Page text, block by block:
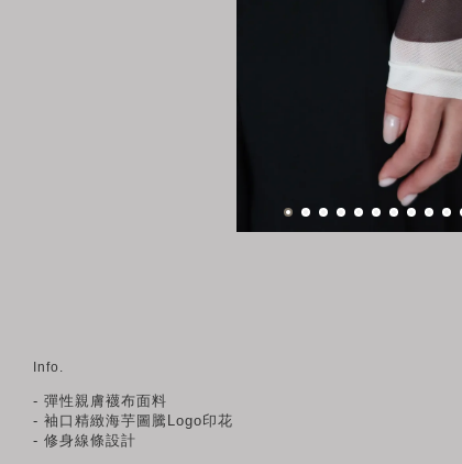
Info.
- 彈性親膚襪布面料
- 袖口精緻海芋圖騰Logo印花
- 修身線條設計